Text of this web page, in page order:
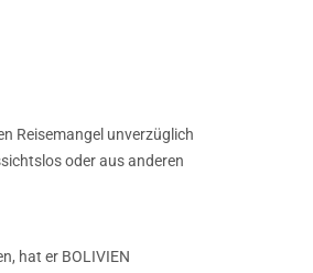
Reisemangel unverzüglich
oder aus anderen
hat er BOLIVIEN